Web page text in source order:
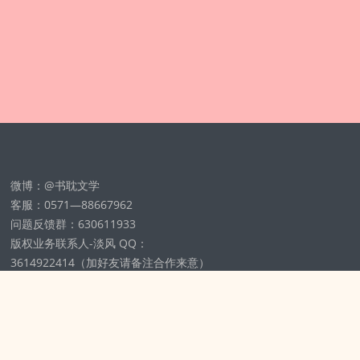
微博：@书耽文学
客服：0571—88667962
问题反馈群：630611933
版权业务联系人-淡风 QQ：
3614922414（加好友请备注合作来意）